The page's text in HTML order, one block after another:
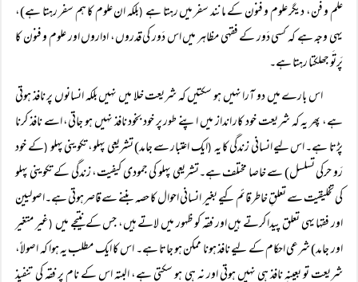
علم و فن، دیگر علوم و فنون کے مانند سفر میں رہتا ہے (بلکہ ان علوم کا ہم سفر رہتا ہے)،
یہی وجہ ہے کہ کسی دَور کے فقہی مظاہر میں اس دَور کی قدروں، اداروں اور علوم و فنون کا
پَرتَو جھلکتا رہتا ہے۔
اس بارے میں دو آرا نہیں ہو سکتیں کہ شریعت خلا میں نہیں بلکہ انسانوں پر نافذ ہوتی
ہے، پھر یہ کہ شریعت خود کار انداز میں اپنے طور پر خود بخود نافذ نہیں ہو جاتی، اسے نافذ کرنا
پڑتا ہے۔ اس لیے انسانی زندگی کا یہ (ایک اعتبار سے جامد) تشریعی پہلو، تکوینی پہلو(کے خود
رَو حرکی تسلسل) سے خاصا مختلف ہے۔تشریعی پہلو کی جمودی کیفیت، زندگی کے تکوینی پہلو
کی تخلیقیت سے تعلقِ خاطر قائم کیے بغیر انسانی احوال کا حصہ بننے سے قاصرہوتی ہے۔اصولیین
اور فقہا یہی تعلق پیدا کرتے ہیں اور فقہ کو ظہور میں لاتے ہیں، جس کے نتیجے میں (غیر متغیر
اور جامد) شرعی احکام کے لیے نافذ ہونا ممکن ہو جاتا ہے۔ اس کا ایک مطلب یہ ہوا کہ اصولاً،
شریعت تو بعینہٖ نافذ ہی نہیں ہوتی اور نہ ہی ہو سکتی ہے، البتہ اس کے نام پر فقہ کی تنفیذ